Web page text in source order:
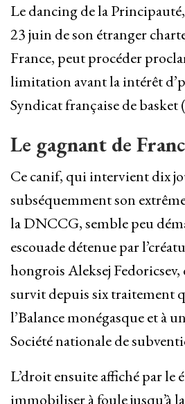
Le dancing de la
23 juin de son étranger
France, peut procéder
limitation avant la intérêt
Syndicat française de basket
Le gagnant de
Ce canif, qui intervient dix
subséquemment son
la DNCCG, semble peu
escouade détenue par
hongrois Aleksej Fedoricsev,
survit depuis six traitement
l’Balance monégasque et à
Société nationale de
L’droit ensuite affiché par le
immobiliser à foule jusqu’à